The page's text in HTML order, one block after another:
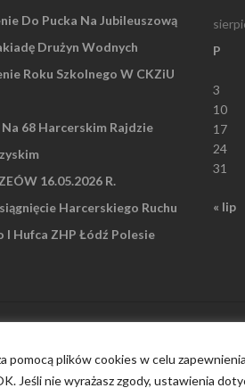
plików cookies w celu
Jeśli nie wyrażasz zgody, ustawienia
Do Pucka Na Jubileuszową
Drużyn Wodnych
Roku Szkolnego W CKZiU
Na 68 Harcerskim Rajdzie
16.05.2026 R.
Harcerskiego Ruchu
I Hufca ZHP Łódź Polesie
P
3
10
17
24
31
« lip